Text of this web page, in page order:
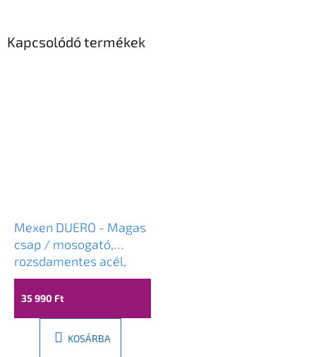
Kapcsolódó termékek
Mexen DUERO - Magas
csap / mosogató,
rozsdamentes acél,
671600-99
35 990 Ft
KOSÁRBA